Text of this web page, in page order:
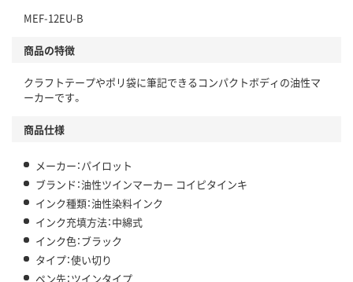
MEF-12EU-B
商品の特徴
クラフトテープやポリ袋に筆記できるコンパクトボディの油性マ
ーカーです。
商品仕様
メーカー：パイロット
ブランド：油性ツインマーカー コイピタインキ
インク種類：油性染料インク
インク充填方法：中綿式
インク色：ブラック
タイプ：使い切り
ペン先：ツインタイプ